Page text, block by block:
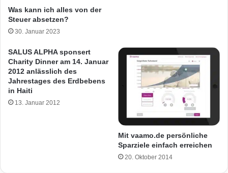
Was kann ich alles von der
Steuer absetzen?
30. Januar 2023
SALUS ALPHA sponsert
Charity Dinner am 14. Januar
2012 anlässlich des
Jahrestages des Erdbebens
in Haiti
13. Januar 2012
Mit vaamo.de persönliche
Sparziele einfach erreichen
20. Oktober 2014